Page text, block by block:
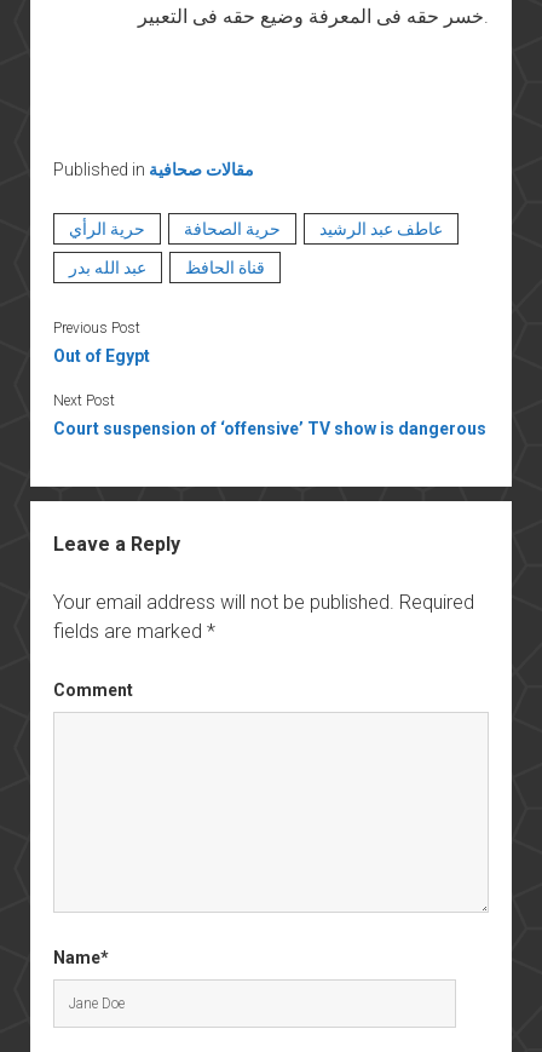
خسر حقه فى المعرفة وضيع حقه فى التعبير.
Published in مقالات صحافية
حرية الرأي حرية الصحافة
عاطف عبد الرشيد
عبد الله بدر
قناة الحافظ
Previous Post
Out of Egypt
Next Post
Court suspension of ‘offensive’ TV show is dangerous
Leave a Reply
Your email address will not be published. Required
fields are marked *
Comment
Name*